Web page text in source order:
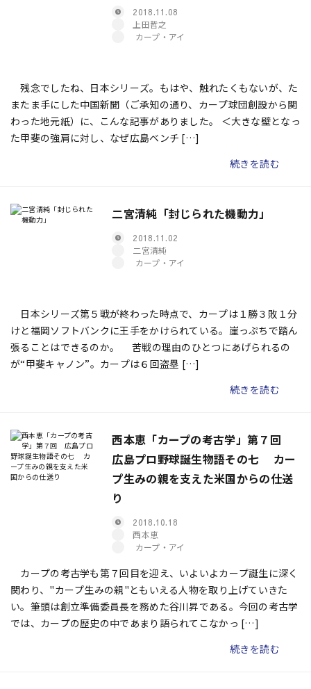
2018.11.08
上田哲之
カープ・アイ
残念でしたね、日本シリーズ。もはや、触れたくもないが、た
またま手にした中国新聞（ご承知の通り、カープ球団創設から関
わった地元紙）に、こんな記事がありました。 ＜大きな壁となっ
た甲斐の強肩に対し、なぜ広島ベンチ […]
続きを読む
二宮清純「封じられた機動力」
2018.11.02
二宮清純
カープ・アイ
日本シリーズ第５戦が終わった時点で、カープは１勝３敗１分
けと福岡ソフトバンクに王手をかけられている。崖っぷちで踏ん
張ることはできるのか。 苦戦の理由のひとつにあげられるの
が“甲斐キャノン”。カープは６回盗塁 […]
続きを読む
西本恵「カープの考古学」第７回
広島プロ野球誕生物語その七 カー
プ生みの親を支えた米国からの仕送
り
2018.10.18
西本恵
カープ・アイ
カープの考古学も第７回目を迎え、いよいよカープ誕生に深く
関わり、"カープ生みの親"ともいえる人物を取り上げていきた
い。筆頭は創立準備委員長を務めた谷川昇である。今回の考古学
では、カープの歴史の中であまり語られてこなかっ […]
続きを読む